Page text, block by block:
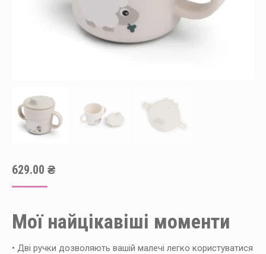
629.00 ₴
Мої найцікавіші моменти
• Дві ручки дозволяють вашій малечі легко користуватися